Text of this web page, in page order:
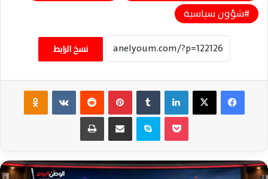
شؤون سياسية
نسخ الرابط
فيسبوك ‫X لينكدإن بينتيريست ‏VKontakte
سكايب مشاركة عبر البريد طباعة